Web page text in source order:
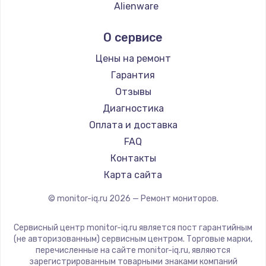
Заказать
Замена SSD
Заказать
Заказать
1060 руб.
Заказать
Замена звуковой карты
1100 руб.
Alienware
Thunderobot
Hisense
АОС
Ardor
Machenike
iru
Titan Army
iFFALCON
Dahua
О сервисе
Цены на ремонт
Гарантия
Отзывы
Диагностика
Оплата и доставка
FAQ
Контакты
Карта сайта
© monitor-iq.ru 2026 — Ремонт мониторов.
Сервисный центр monitor-iq.ru является пост гарантийным
(не авторизованным) сервисным центром. Торговые марки,
перечисленные на сайте monitor-iq.ru, являются
зарегистрированным товарными знаками компаний